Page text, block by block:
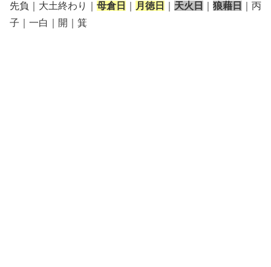
先負｜大土終わり｜ 母倉日 月徳日 天火日 狼藉日
｜丙
子｜一白｜開｜箕